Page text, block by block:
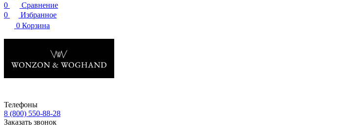
0
Сравнение
0
Избранное
0 Корзина
Телефоны
8 (800) 550-88-28
Заказать звонок